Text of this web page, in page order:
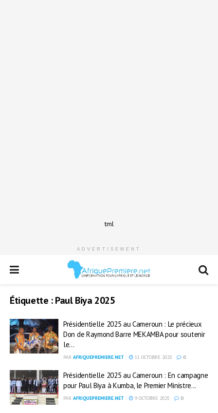
tml
ADVERTISEMENT
Étiquette :Paul Biya 2025
Présidentielle 2025 au Cameroun : Le précieux
Don de Raymond Barre MEKAMBA pour soutenir
le...
PAR AFRIQUEPREMIERE.NET 11 OCTOBRE 2025 0
Présidentielle 2025 au Cameroun : En campagne
pour Paul Biya à Kumba, le Premier Ministre...
PAR AFRIQUEPREMIERE.NET 9 OCTOBRE 2025 0